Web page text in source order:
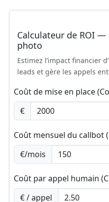
Calculateur de ROI
photo
Estimez l’impact financier
leads et gère les appels
Coût de mise en place
€
Coût mensuel du callbot
€/mois
Coût par appel humain
€ / appel